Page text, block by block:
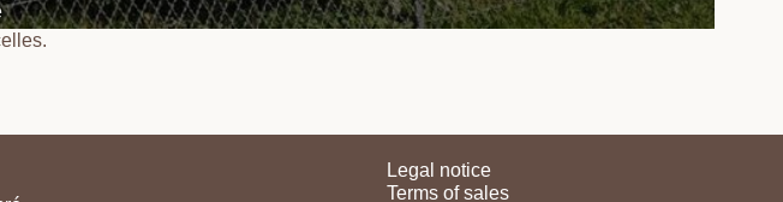
Legal notice
Terms of sales